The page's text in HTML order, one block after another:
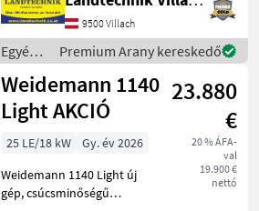
szerszámreteszelés,
raklapvillával és kanállal, 3.
és 4. vezeték, 90 kg-os
hátsó sú
9500 Villach
Egyéb
mezőgazdasági
erőgépek
/ Giant
Premium Arany kereskedő
Weidemann 1140
Light AKCIÓ
23.880
€
20 % ÁFA-
val
19.900 €
nettó
25 LE/18 kW
Gy. év 2026
Weidemann 1140 Light új
gép, csúcsminőségű